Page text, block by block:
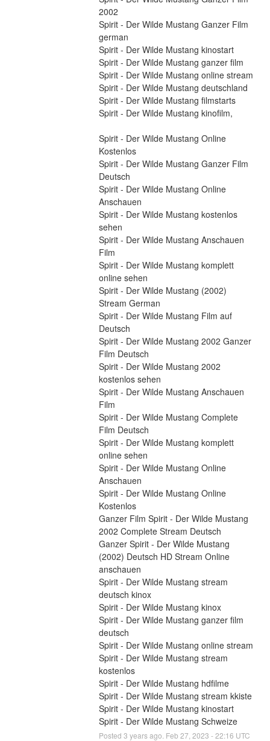
2002
Spirit - Der Wilde Mustang Ganzer Film
german
Spirit - Der Wilde Mustang kinostart
Spirit - Der Wilde Mustang ganzer film
Spirit - Der Wilde Mustang online stream
Spirit - Der Wilde Mustang deutschland
Spirit - Der Wilde Mustang filmstarts
Spirit - Der Wilde Mustang kinofilm,
Spirit - Der Wilde Mustang Online
Kostenlos
Spirit - Der Wilde Mustang Ganzer Film
Deutsch
Spirit - Der Wilde Mustang Online
Anschauen
Spirit - Der Wilde Mustang kostenlos
sehen
Spirit - Der Wilde Mustang Anschauen
Film
Spirit - Der Wilde Mustang komplett
online sehen
Spirit - Der Wilde Mustang (2002)
Stream German
Spirit - Der Wilde Mustang Film auf
Deutsch
Spirit - Der Wilde Mustang 2002 Ganzer
Film Deutsch
Spirit - Der Wilde Mustang 2002
kostenlos sehen
Spirit - Der Wilde Mustang Anschauen
Film
Spirit - Der Wilde Mustang Complete
Film Deutsch
Spirit - Der Wilde Mustang komplett
online sehen
Spirit - Der Wilde Mustang Online
Anschauen
Spirit - Der Wilde Mustang Online
Kostenlos
Ganzer Film Spirit - Der Wilde Mustang
2002 Complete Stream Deutsch
Ganzer Spirit - Der Wilde Mustang
(2002) Deutsch HD Stream Online
anschauen
Spirit - Der Wilde Mustang stream
deutsch kinox
Spirit - Der Wilde Mustang kinox
Spirit - Der Wilde Mustang ganzer film
deutsch
Spirit - Der Wilde Mustang online stream
Spirit - Der Wilde Mustang stream
kostenlos
Spirit - Der Wilde Mustang hdfilme
Spirit - Der Wilde Mustang stream kkiste
Spirit - Der Wilde Mustang kinostart
Spirit - Der Wilde Mustang Schweize
Posted 3 years ago. Feb 27,2023 -22:16 UTC